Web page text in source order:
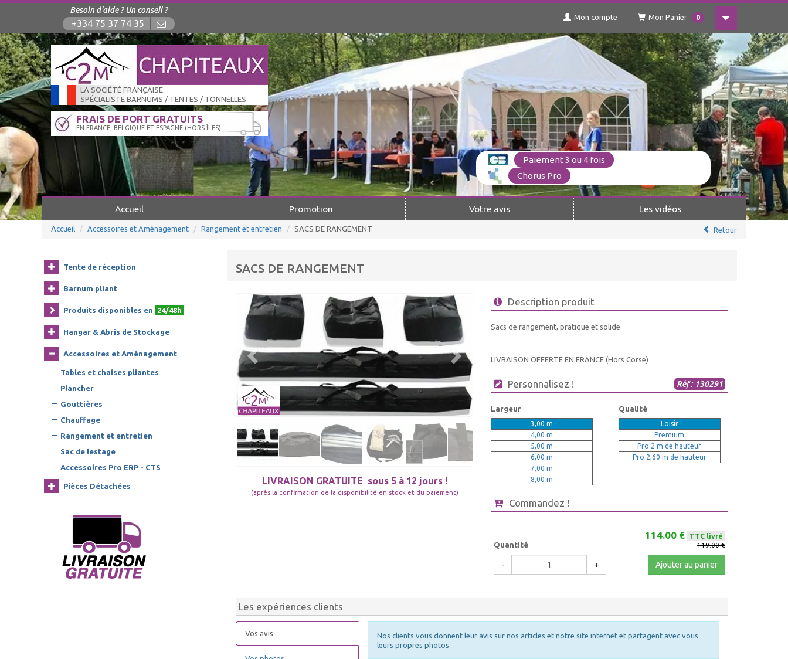
Besoin d'aide ? Un conseil ?
+334 75 37 74 35
Mon compte Mon Panier 0
LA SOCIÉTÉ FRANÇAISE
SPÉCIALISTE BARNUMS / TENTES / TONNELLES
FRAIS DE PORT GRATUITS
EN FRANCE, BELGIQUE ET ESPAGNE (HORS ÎLES)
Paiement 3 ou 4 fois
Chorus Pro
Accueil Promotion Votre avis Les vidéos
Accueil Accessoires et Aménagement Rangement et entretien SACS DE RANGEMENT Retour
Tente de réception
Barnum pliant
Produits disponibles en 24/48h
Hangar & Abris de Stockage
Accessoires et Aménagement
Tables et chaises pliantes
Plancher
Gouttières
Chauffage
Rangement et entretien
Sac de lestage
Accessoires Pro ERP - CTS
Pièces Détachées
SACS DE RANGEMENT
LIVRAISON GRATUITE sous 5 à 12 jours !
(après la confirmation de la disponibilité en stock et du paiement)
Description produit
Sacs de rangement, pratique et solide
LIVRAISON OFFERTE EN FRANCE (Hors Corse)
Personnalisez ! Réf : 130291
Largeur
3,00 m
4,00 m
5,00 m
6,00 m
7,00 m
8,00 m
Qualité
Loisir
Premium
Pro 2 m de hauteur
Pro 2,60 m de hauteur
Commandez !
Quantité
- +
114.00 €
TTC livré
119.00 €
Ajouter au panier
Les expériences clients
Vos avis
Nos clients vous donnent leur avis sur nos articles et notre site internet et partagent avec vous
leurs propres photos.